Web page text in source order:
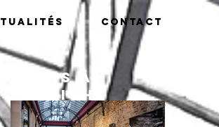
Contact
Posts à
l'affiche